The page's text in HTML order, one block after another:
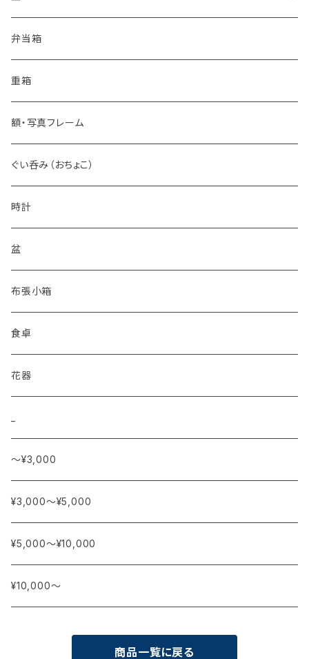
ワイングラス
カップ
タンブラー
ショットグラス
豆皿
丸皿
花皿
小皿
弁当箱
重箱
額・写真フレーム
ぐい呑み（おちょこ）
時計
盆
布張小箱
食卓
花器
〜¥3,000
¥3,000〜¥5,000
¥5,000〜¥10,000
¥10,000〜
商品一覧に戻る